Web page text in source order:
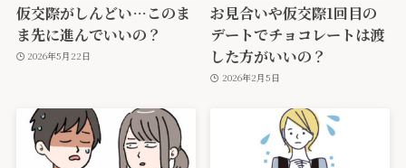
仮交際がしんどい…このま
ま先に進んでいいの？
2026年5月22日
お見合いや仮交際1回目の
デートでチョコレートは渡
した方がいいの？
2026年2月5日